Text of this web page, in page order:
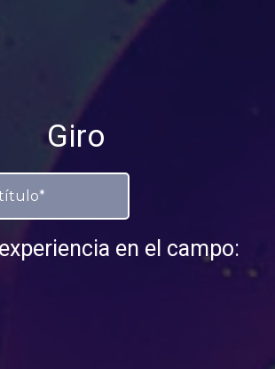
Giro
en el campo: